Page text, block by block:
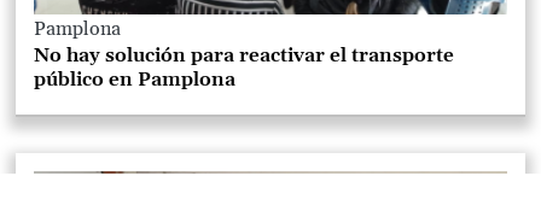
Pamplona
No hay solución para reactivar el transporte
público en Pamplona